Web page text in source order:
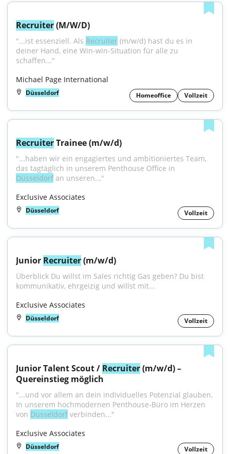
Recruiter (M/W/D)
"...ist essenziell. Als Recruiter (m/w/d) hast du es in
deiner Hand, eine Win-win-Situation für alle zu
schaffen..."
Michael Page International
Düsseldorf Homeoffice Vollzeit
Recruiter Trainee (m/w/d)
"...haben wir ein engagiertes und ambitioniertes Team,
Düsseldorf an unseren..."
Exclusive Associates
Düsseldorf Vollzeit
Junior Recruiter (m/w/d)
Überblick Du willst im Sales richtig Gas geben? Du bist
kommunikativ, ehrgeizig und willst mit...
Exclusive Associates
Düsseldorf Vollzeit
Junior Talent Scout / Recruiter (m/w/d) –
Quereinstieg möglich
"...und vor allem an dein individuelles Potenzial glauben.
In unserem hochmodernen Penthouse-Büro im Herzen
von Düsseldorf verbinden..."
Exclusive Associates
Düsseldorf Vollzeit